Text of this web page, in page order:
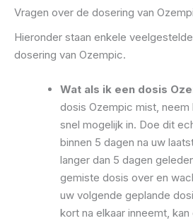
Vragen over de dosering van
Hieronder staan ​​enkele
dosering van Ozempic.
Wat als ik een dosis
dosis Ozempic mist, neem
snel mogelijk in. Doe dit
binnen 5 dagen na uw
langer dan 5 dagen
gemiste dosis over en
uw volgende geplande
kort na elkaar inneemt,